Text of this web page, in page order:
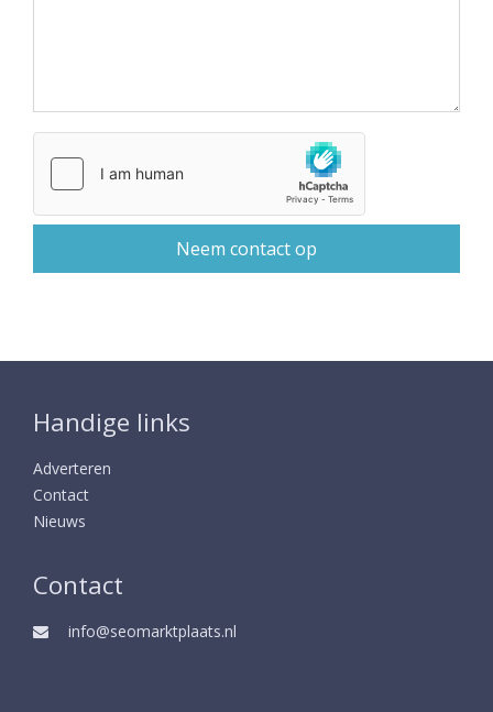
Handige links
Adverteren
Contact
Nieuws
Contact
info@seomarktplaats.nl